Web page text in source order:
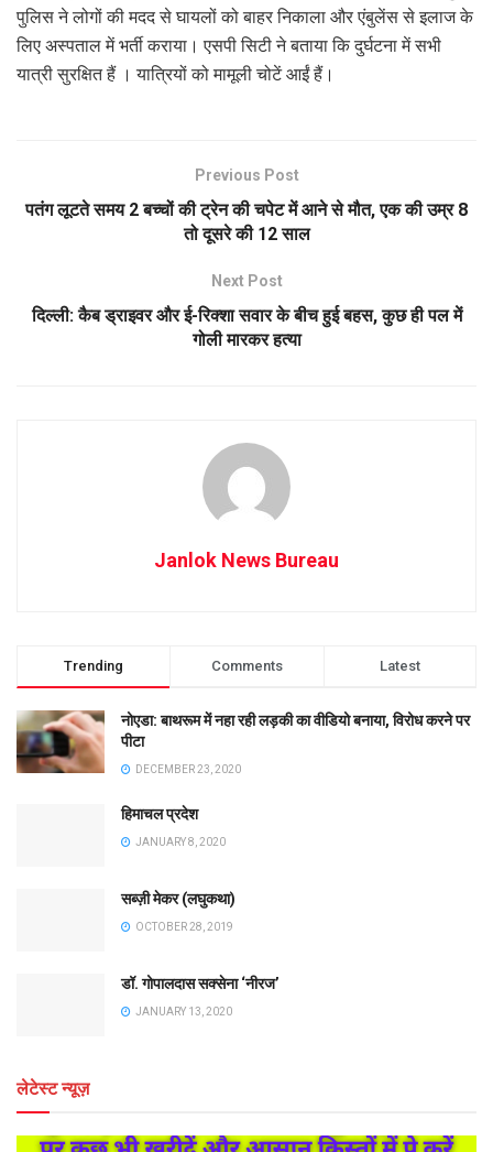
पुलिस ने लोगों की मदद से घायलों को बाहर निकाला और एंबुलेंस से इलाज के
लिए अस्पताल में भर्ती कराया। एसपी सिटी ने बताया कि दुर्घटना में सभी
यात्री सुरक्षित हैं । यात्रियों को मामूली चोटें आईं हैं।
Previous Post
पतंग लूटते समय 2 बच्चों की ट्रेन की चपेट में आने से मौत, एक की उम्र 8
तो दूसरे की 12 साल
Next Post
दिल्ली: कैब ड्राइवर और ई-रिक्शा सवार के बीच हुई बहस, कुछ ही पल में
गोली मारकर हत्या
Janlok News Bureau
Trending Comments Latest
नोएडा: बाथरूम में नहा रही लड़की का वीडियो बनाया, विरोध करने पर
पीटा
DECEMBER 23, 2020
हिमाचल प्रदेश
JANUARY 8, 2020
सब्ज़ी मेकर (लघुकथा)
OCTOBER 28, 2019
डॉ. गोपालदास सक्सेना ‘नीरज’
JANUARY 13, 2020
लेटेस्ट न्यूज़